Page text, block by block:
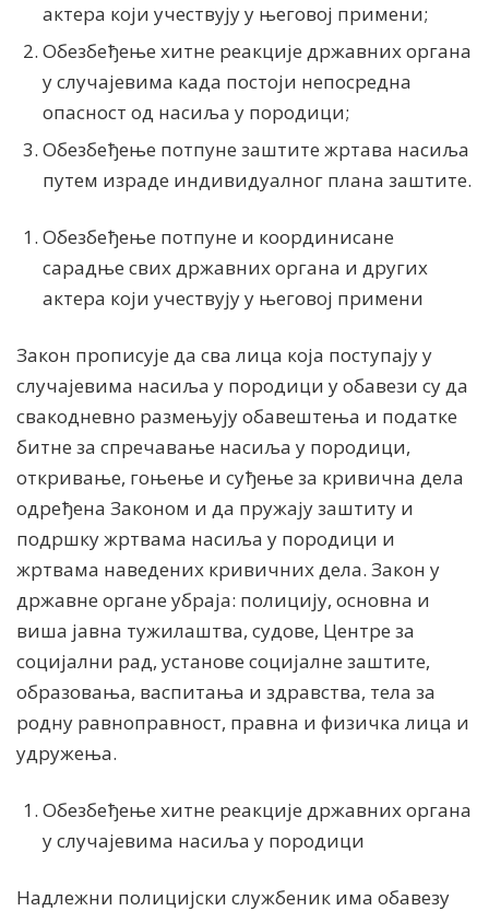
актера који учествују у његовој примени;
Обезбеђење хитне реакције државних органа
у случајевима када постоји непосредна
опасност од насиља у породици;
Обезбеђење потпуне заштите жртава насиља
путем израде индивидуалног плана заштите.
Обезбеђење потпуне и координисане
сарадње свих државних органа и других
актера који учествују у његовој примени
Закон прописује да сва лица која поступају у
случајевима насиља у породици у обавези су да
свакодневно размењују обавештења и податке
битне за спречавање насиља у породици,
откривање, гоњење и суђење за кривична дела
одређена Законом и да пружају заштиту и
подршку жртвама насиља у породици и
жртвама наведених кривичних дела. Закон у
државне органе убраја: полицију, основна и
виша јавна тужилаштва, судове, Центре за
социјални рад, установе социјалне заштите,
образовања, васпитања и здравства, тела за
родну равноправност, правна и физичка лица и
удружења.
Обезбеђење хитне реакције државних органа
у случајевима насиља у породици
Надлежни полицијски службеник има обавезу